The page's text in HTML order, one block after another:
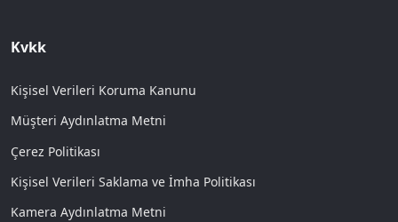
Kvkk
Kişisel Verileri Koruma Kanunu
Müşteri Aydınlatma Metni
Çerez Politikası
Kişisel Verileri Saklama ve İmha Politikası
Kamera Aydınlatma Metni